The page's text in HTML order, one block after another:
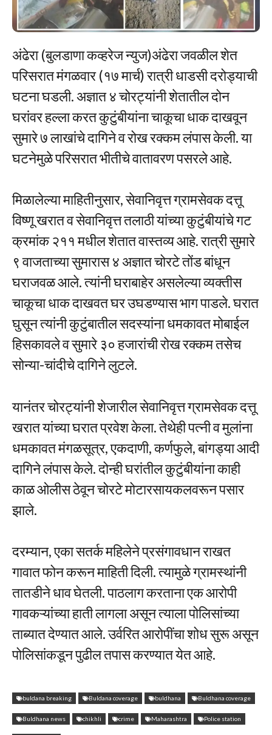
अंढेरा (बुलडाणा कव्हरेज न्युज)अंढेरा जवळील शेत
परिसरात मंगळवार (१७ मार्च) रात्री धाडसी दरोड्याची
घटना घडली. अज्ञात ४ चोरट्यांनी शेतातील दोन
घरांवर हल्ला करत कुटुंबीयांना चाकूचा धाक दाखवून
सुमारे ७ लाखांचे दागिने व रोख रक्कम लंपास केली. या
घटनेमुळे परिसरात भीतीचे वातावरण पसरले आहे.
मिळालेल्या माहितीनुसार, सेवानिवृत्त ग्रामसेवक दत्तू
विष्णू खरात व सेवानिवृत्त तलाठी यांच्या कुटुंबीयांचे गट
क्रमांक २११ मधील शेतात वास्तव्य आहे. रात्री सुमारे
९ वाजताच्या सुमारास ४ अज्ञात चोरटे तोंड बांधून
घराजवळ आले. त्यांनी घराबाहेर असलेल्या व्यक्तीस
चाकूचा धाक दाखवत घर उघडण्यास भाग पाडले. घरात
घुसून त्यांनी कुटुंबातील सदस्यांना धमकावत मोबाईल
हिसकावले व सुमारे ३० हजारांची रोख रक्कम तसेच
सोन्या-चांदीचे दागिने लुटले.
यानंतर चोरट्यांनी शेजारील सेवानिवृत्त ग्रामसेवक दत्तू
खरात यांच्या घरात प्रवेश केला. तेथेही पत्नी व मुलांना
धमकावत मंगळसूत्र, एकदाणी, कर्णफुले, बांगड्या आदी
दागिने लंपास केले. दोन्ही घरांतील कुटुंबीयांना काही
काळ ओलीस ठेवून चोरटे मोटारसायकलवरून पसार
झाले.
दरम्यान, एका सतर्क महिलेने प्रसंगावधान राखत
गावात फोन करून माहिती दिली. त्यामुळे ग्रामस्थांनी
तातडीने धाव घेतली. पाठलाग करताना एक आरोपी
गावकऱ्यांच्या हाती लागला असून त्याला पोलिसांच्या
ताब्यात देण्यात आले. उर्वरित आरोपींचा शोध सुरू असून
पोलिसांकडून पुढील तपास करण्यात येत आहे.
buldana breaking Buldana coverage buldhana Buldhana coverage
Buldhana news chikhli crime Maharashtra Police station